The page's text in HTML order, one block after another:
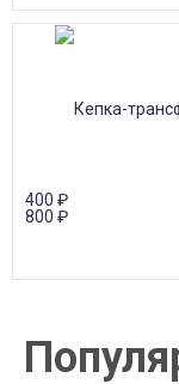
400 ₽
800 ₽